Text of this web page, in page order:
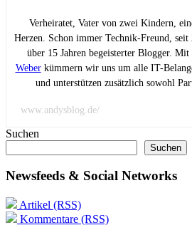
Verheiratet, Vater von zwei Kindern,
Herzen. Schon immer Technik-Freund,
über 15 Jahren begeisterter Blogger.
Weberkümmern wir uns um alle IT-
und unterstützen zusätzlich sowohl
www.andysblog.de/
Suchen
Suchen
Newsfeeds & Social Networks
Artikel (RSS)
Kommentare (RSS)